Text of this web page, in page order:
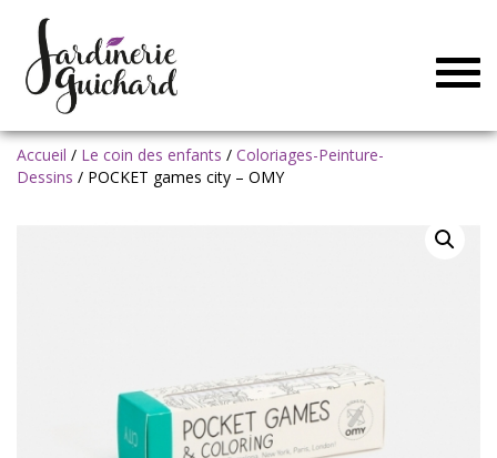
Accueil / Le coin des enfants / Coloriages-Peinture-
Dessins / POCKET games city – OMY